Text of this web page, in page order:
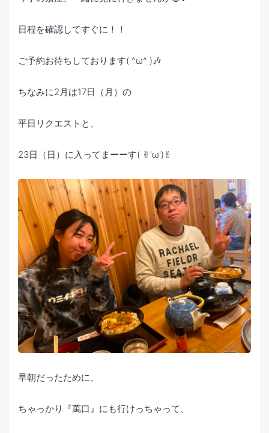
日程を確認してすぐに！！
ご予約お待ちしております( ^ω^ )🎶
ちなみに2月は17日（月）の
平日リクエストと、
23日（日）に入ってまーーす( ✌︎'ω')✌︎
早朝だったために、
ちゃっかり『萬口』にも行けっちゃって、